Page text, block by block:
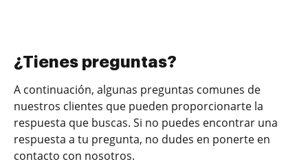
¿Tienes preguntas?
A continuación, algunas preguntas comunes de
nuestros clientes que pueden proporcionarte la
respuesta que buscas. Si no puedes encontrar una
respuesta a tu pregunta, no dudes en ponerte en
contacto con nosotros.